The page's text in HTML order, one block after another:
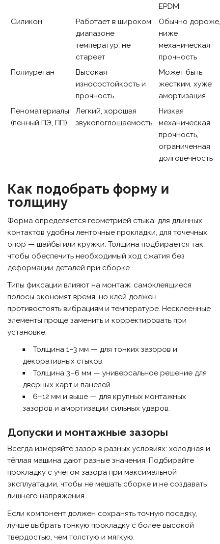
EPDM
Силикон
Работает в широком
диапазоне
температур, не
стареет
Обычно
ниже
механическая
прочность
Полиуретан
Высокая
износостойкость и
прочность
Может быть
жестким, хуже
амортизация
Пеноматериалы
(пенный ПЭ, ПП)
Легкий, хорошая
звукопоглощаемость
Низкая
механическая
прочность,
ограниченная
долговечность
Как подобрать форму и
толщину
Форма определяется геометрией стыка: для длинных
контактов удобны ленточные прокладки, для точечных
опор — шайбы или кружки. Толщина подбирается так,
чтобы обеспечить необходимый ход сжатия без
деформации деталей при сборке.
Типы фиксации влияют на монтаж: самоклеящиеся
полосы экономят время, но клей должен
противостоять вибрациям и температуре. Несклеенные
элементы проще заменить и корректировать при
установке.
Толщина 1–3 мм — для тонких зазоров и
декоративных стыков.
Толщина 3–6 мм — универсальное решение для
дверных карт и панелей.
6–12 мм и выше — для крупных монтажных
зазоров и амортизации сильных ударов.
Допуски и монтажные зазоры
Всегда измеряйте зазор в разных условиях: холодная и
тёплая машина дают разные значения. Подбирайте
прокладку с учетом зазора при максимальной
эксплуатации, чтобы не мешать сборке и не создавать
лишнего напряжения.
Если компонент должен сохранять точную посадку,
лучше выбрать тонкую прокладку с более высокой
твердостью, чем толстую и мягкую.